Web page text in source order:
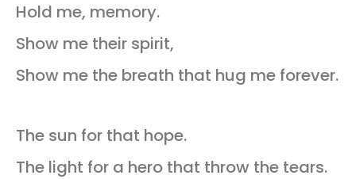
Hold me, memory.
Show me their spirit,
Show me the breath that hug me forever.
The sun for that hope.
The light for a hero that throw the tears.